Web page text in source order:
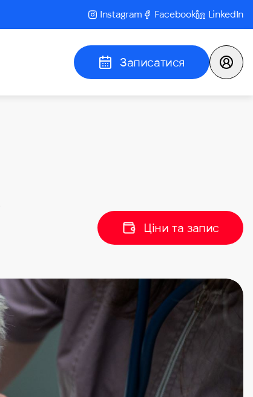
Instagram Facebook LinkedIn
Записатися
Ціни та запис